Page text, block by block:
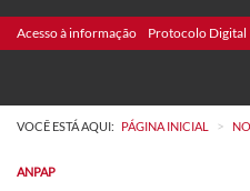
Acesso à informação Protocolo Digital
VOCÊ ESTÁ AQUI: PÁGINA INICIAL >
ANPAP